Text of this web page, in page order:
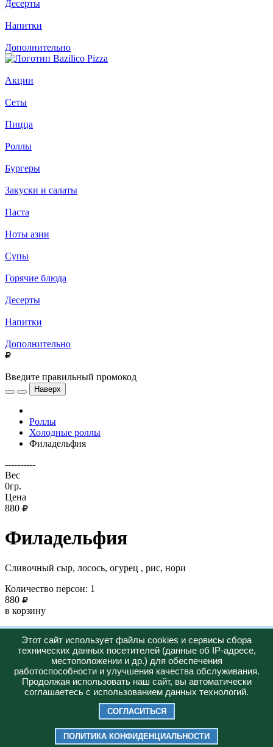
Десерты
Напитки
Дополнительно
Акции
Сеты
Пицца
Роллы
Бургеры
Закуски и салаты
Паста
Ноты азии
Супы
Горячие блюда
Десерты
Напитки
Дополнительно
Введите правильный промокод
Наверх
Роллы
Холодные роллы
Филадельфия
----------
Вес
0гр.
Цена
880
Филадельфия
Сливочный сыр, лосось, огурец , рис, нори
Количество персон: 1
880
в корзину
Горячее
Меню О нас Доставка Акции
+7 (347) 287-23-57
Юридическая информация:
Политика конфиденциальности
2026 © "Bazilico Pizza"
ИП ХАСАНОВ РУСЛАН РАИСОВИЧ ИНН 026207987926 |
ОГРНИП 326028000051650
Этот сайт использует файлы cookies и сервисы сбора
технических данных посетителей (данные об IP-адресе,
местоположении и др.) для обеспечения
работоспособности и улучшения качества обслуживания.
Продолжая использовать наш сайт, вы автоматически
соглашаетесь с использованием данных технологий.
СОГЛАСИТЬСЯ
ПОЛИТИКА КОНФИДЕНЦИАЛЬНОСТИ